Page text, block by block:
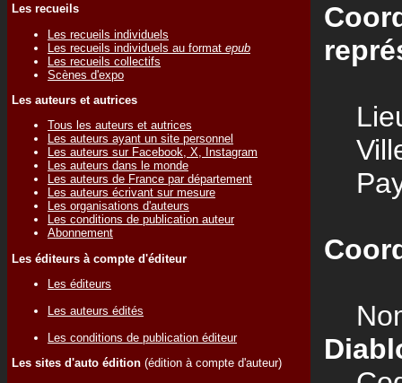
Les recueils
Les recueils individuels
Les recueils individuels au format epub
Les recueils collectifs
Scènes d'expo
Les auteurs et autrices
Tous les auteurs et autrices
Les auteurs ayant un site personnel
Les auteurs sur Facebook, X, Instagram
Les auteurs dans le monde
Les auteurs de France par département
Les auteurs écrivant sur mesure
Les organisations d'auteurs
Les conditions de publication auteur
Abonnement
Les éditeurs à compte d'éditeur
Les éditeurs
Les auteurs édités
Les conditions de publication éditeur
Les sites d'auto édition (édition à compte d'auteur)